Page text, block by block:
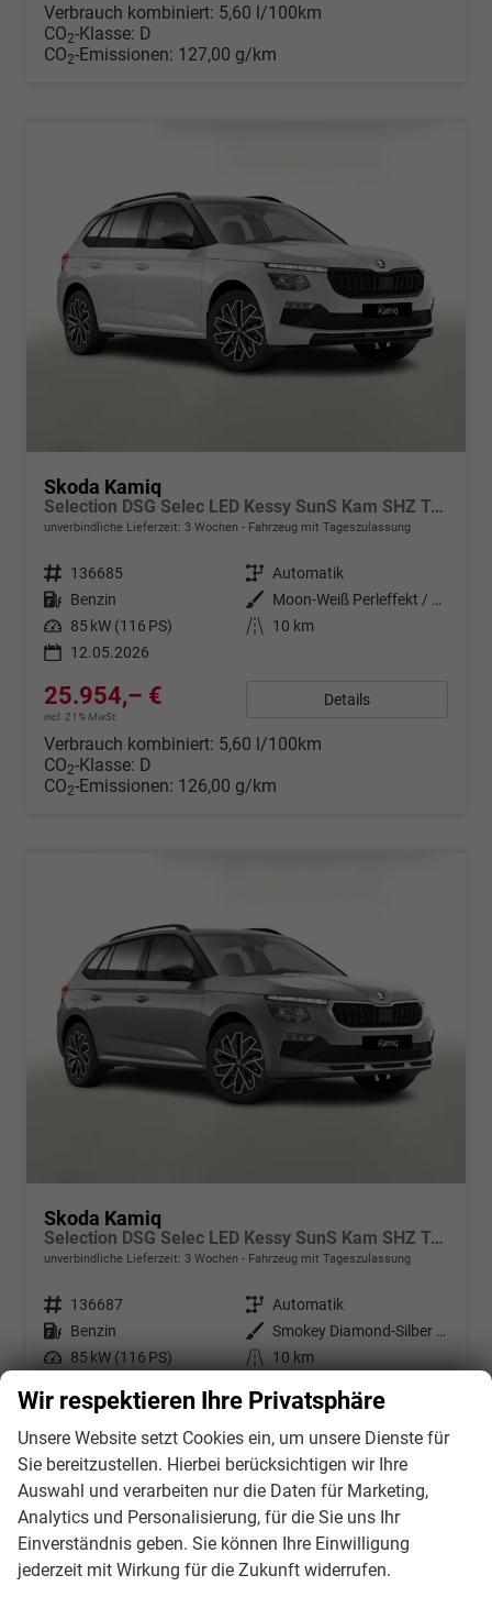
Verbrauch kombiniert: 5,60 l/100km
CO2-Klasse: D
CO2-Emissionen: 127,00 g/km
Skoda Kamiq
Selection DSG Selec LED Kessy SunS Kam SHZ Temp PDC
unverbindliche Lieferzeit: 3 Wochen Fahrzeug mit Tageszulassung
Fahrzeugnr. 136685 Getriebe Automatik
Kraftstoff Benzin Außenfarbe
Moon-Weiß Perleffekt / Dach in B
Leistung 85 kW (116 PS) Kilometerstand
10 km
12.05.2026
25.954,– €
incl. 21% MwSt.
Details
Verbrauch kombiniert: 5,60 l/100km
CO2-Klasse: D
CO2-Emissionen: 126,00 g/km
Skoda Kamiq
Selection DSG Selec LED Kessy SunS Kam SHZ Temp PDC
unverbindliche Lieferzeit: 3 Wochen Fahrzeug mit Tageszulassung
Fahrzeugnr. 136687 Getriebe Automatik
Kraftstoff Benzin Außenfarbe
Smokey Diamond-Silber Metallic /
Leistung 85 kW (116 PS) Kilometerstand
10 km
25.954,– €
incl. 21% MwSt.
Details
Verbrauch kombiniert:5,60 l/100km
CO2-Klasse: D
CO2-Emissionen:126,00 g/km
Wir respektieren Ihre Privatsphäre
Unsere Website setzt Cookies ein, um unsere Dienste für
Sie bereitzustellen. Hierbei berücksichtigen wir Ihre
Auswahl und verarbeiten nur die Daten für Marketing,
Analytics und Personalisierung, für die Sie uns Ihr
Einverständnis geben. Sie können Ihre Einwilligung
jederzeit mit Wirkung für die Zukunft widerrufen.